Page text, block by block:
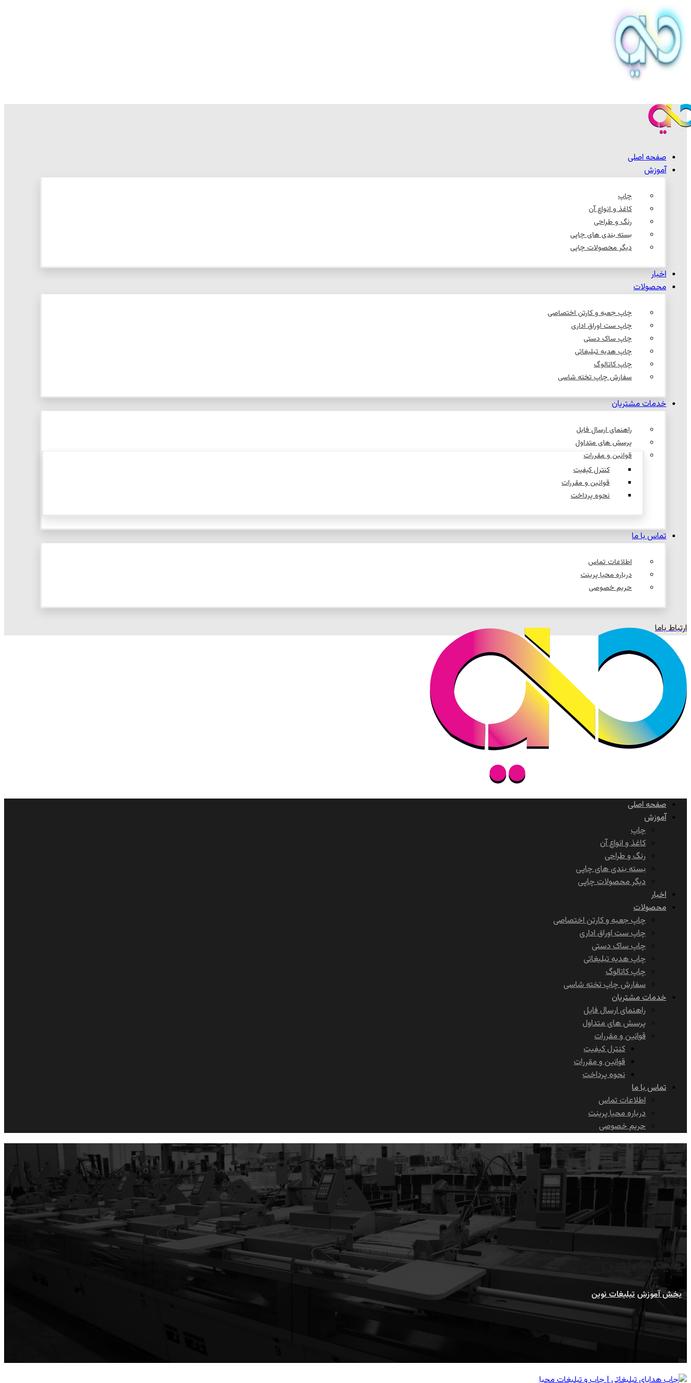
صفحه اصلی
آموزش
چاپ
کاغذ و انواع آن
رنگ و طراحی
بسته بندی های چاپی
دیگر محصولات چاپی
اخبار
محصولات
چاپ جعبه و کارتن اختصاصی
چاپ ست اوراق اداری
چاپ ساک دستی
چاپ هدیه تبلیغاتی
چاپ کاتالوگ
سفارش چاپ تخته شاسی
خدمات مشتریان
راهنمای ارسال فایل
پرسش های متداول
قوانین و مقررات
کنترل کیفیت
قوانین و مقررات
نحوه پرداخت
تماس با ما
اطلاعات تماس
درباره محیا پرینت
حریم خصوصی
ارتباط باما
صفحه اصلی
آموزش
چاپ
کاغذ و انواع آن
رنگ و طراحی
بسته بندی های چاپی
دیگر محصولات چاپی
اخبار
محصولات
چاپ جعبه و کارتن اختصاصی
چاپ ست اوراق اداری
چاپ ساک دستی
چاپ هدیه تبلیغاتی
چاپ کاتالوگ
سفارش چاپ تخته شاسی
خدمات مشتریان
راهنمای ارسال فایل
پرسش های متداول
قوانین و مقررات
کنترل کیفیت
قوانین و مقررات
نحوه پرداخت
تماس با ما
اطلاعات تماس
درباره محیا پرینت
حریم خصوصی
تبلیغات نوین
بخش آموزش تبلیغات نوین